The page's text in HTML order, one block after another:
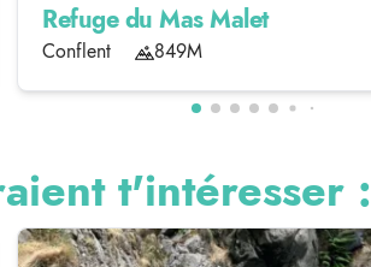
Refuge du Mas Malet
Conflent 849M
t'intéresser :